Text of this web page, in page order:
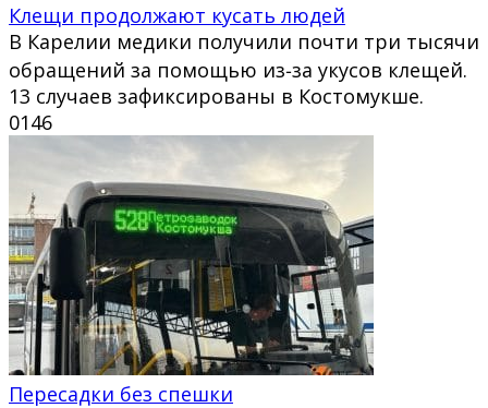
Клещи продолжают кусать людей
В Карелии медики получили почти три тысячи
обращений за помощью из‑за укусов клещей.
13 случаев зафиксированы в Костомукше.
0146
Пересадки без спешки